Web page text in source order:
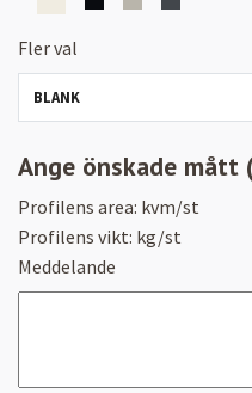
Fler val
BLANK
Ange önskade mått
Profilens area: kvm/st
Profilens vikt: kg/st
Meddelande